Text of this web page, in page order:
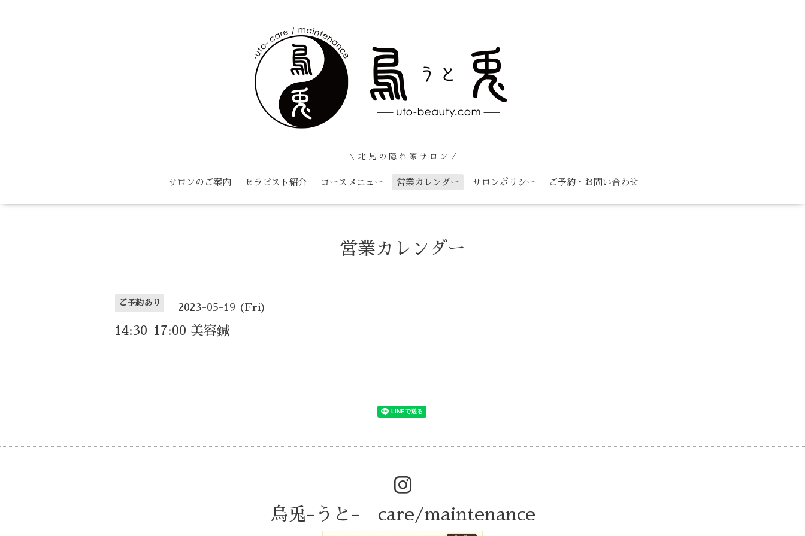
＼ 北 見 の 隠 れ 家 サ ロ ン ／
サロンのご案内 セラピスト紹介 コースメニュー 営業カレンダー サロンポリシー ご予約・お問い合わせ
営業カレンダー
ご予約あり 2023-05-19 (Fri)
14:30-17:00 美容鍼
烏兎-うと- care/maintenance